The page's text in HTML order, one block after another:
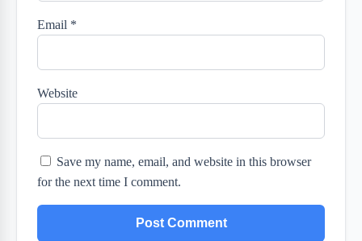
Email *
Website
Save my name, email, and website in this browser
for the next time I comment.